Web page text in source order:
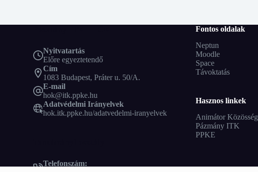
Nyitvatartás
Előre egyeztetendő
Cím
1083 Budapest, Práter u. 50/A.
E-mail
hok@itk.ppke.hu
Adatvédelmi Irányelvek
hok.itk.ppke.hu/adatvedelmi-iranyelvek
Telefonszám:
Fontos oldalak
Neptun
Moodle
Space
Távoktatás
Hasznos linkek
Animátor Közösség
Pázmány ITK
PPKE